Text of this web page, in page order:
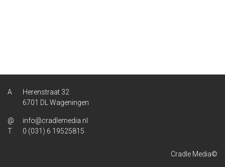
Herenstraat 32
6701 DL Wageningen
info@cradlemedia.nl
0 (031) 6 19525815
Cradle Media©